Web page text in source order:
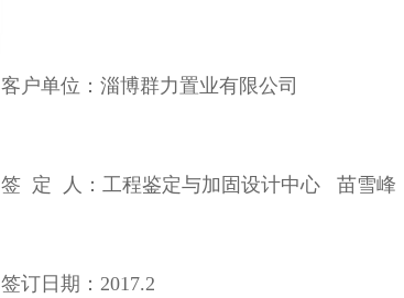
客户单位：淄博群力置业有限公司
签 定 人：工程鉴定与加固设计中心 苗雪峰
签订日期：2017.2